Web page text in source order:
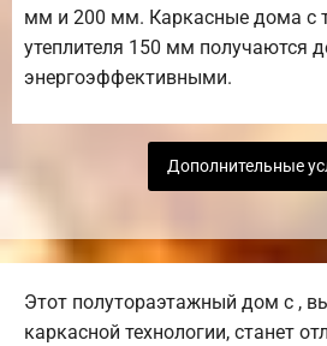
мм и 200 мм. Каркасные дома с
утеплителя 150 мм получаются
энергоэффективными.
Дополнительные
Этот полутораэтажный дом с ,
каркасной технологии, станет